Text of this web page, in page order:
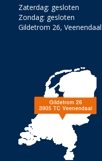
Zaterdag: gesloten
Zondag: gesloten
Gildetrom 26, Veenendaal